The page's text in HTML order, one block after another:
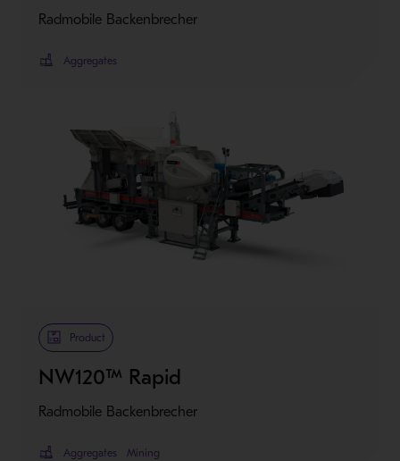
Radmobile Backenbrecher
Aggregates
Product
NW120™ Rapid
Radmobile Backenbrecher
Aggregates Mining